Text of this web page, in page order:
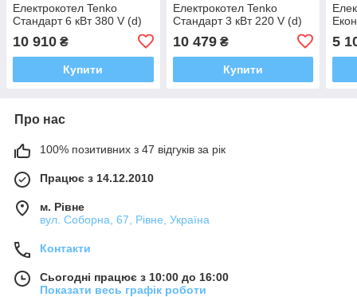
Електрокотел Tenko
Стандарт 6 кВт 380 V (d)
10 910 ₴
Купити
Електрокотел Tenko
Стандарт 3 кВт 220 V (d)
10 479₴
Купити
5
Про нас
100% позитивних з 47 відгуків за рік
Працює з 14.12.2010
м. Рівне
вул. Соборна, 67, Рівне, Україна
Контакти
Сьогодні працює з 10:00 до 16:00
Показати весь графік роботи